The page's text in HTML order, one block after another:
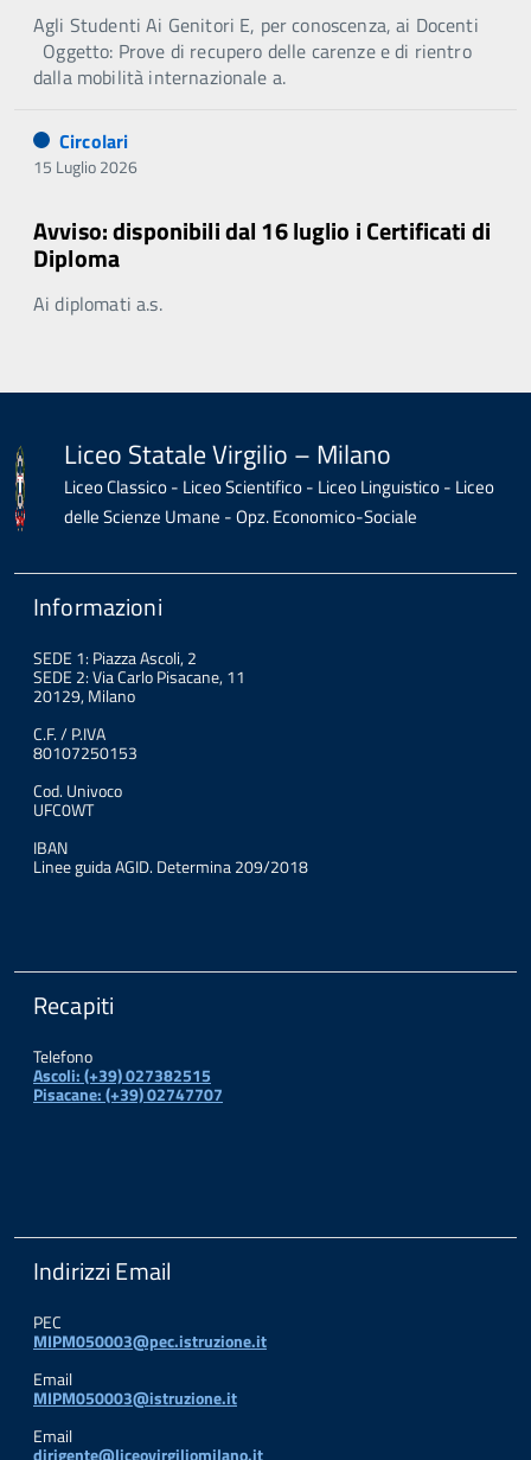
Agli Studenti Ai Genitori E, per conoscenza, ai Docenti
Oggetto: Prove di recupero delle carenze e di rientro
dalla mobilità internazionale a.
Circolari
15 Luglio 2026
Avviso: disponibili dal 16 luglio i Certificati di
Diploma
Ai diplomati a.s.
Liceo Statale Virgilio – Milano
Liceo Classico - Liceo Scientifico - Liceo Linguistico - Liceo
delle Scienze Umane - Opz. Economico-Sociale
Informazioni
SEDE 1: Piazza Ascoli, 2
SEDE 2: Via Carlo Pisacane, 11
20129, Milano
C.F. / P.IVA
80107250153
Cod. Univoco
UFC0WT
IBAN
Linee guida AGID. Determina 209/2018
Recapiti
Telefono
Ascoli: (+39) 027382515
Pisacane: (+39) 02747707
Indirizzi Email
PEC
MIPM050003@pec.istruzione.it
Email
MIPM050003@istruzione.it
Email
dirigente@liceovirgiliomilano.it